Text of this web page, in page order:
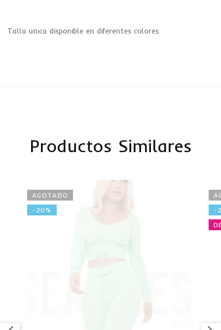
Talla unica disponible en diferentes colores
Productos Similares
AGOTADO
-20%
-